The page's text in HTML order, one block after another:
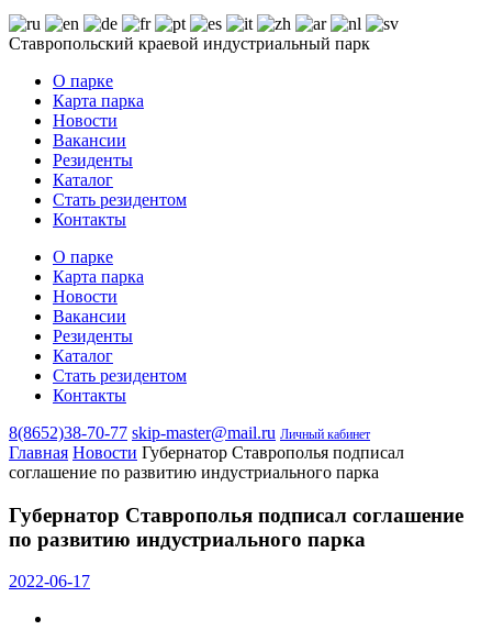
Ставропольский краевой индустриальный парк
О парке
Карта парка
Новости
Вакансии
Резиденты
Каталог
Стать резидентом
Контакты
О парке
Карта парка
Новости
Вакансии
Резиденты
Каталог
Стать резидентом
Контакты
8(8652)38-70-77 skip-master@mail.ru Личный кабинет
Главная Новости Губернатор Ставрополья подписал
соглашение по развитию индустриального парка
Губернатор Ставрополья подписал соглашение
по развитию индустриального парка
2022-06-17